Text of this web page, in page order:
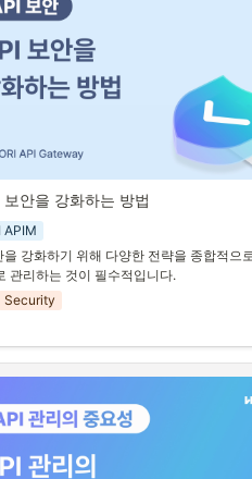
집중식 인증 및 인가
과 연결지어 API 보안이 매우 중요한 요소
며, 효과적인 API 보안을 위해 몇 가지 핵심
및 인가:
해당 사용자가 요청한 자원에 접근할 권한이
니다.
터 암호화: 전송되는 데이터는 반드시 암호
. HTTPS를 사용하여 전송 중인 데이터를 보
호화하는 것이 좋습니다.
보안을 강화하는 방법
APIM
을 강화하기 위해 다양한 전략을 종합적으
관리하는 것이 필수적입니다.
Security